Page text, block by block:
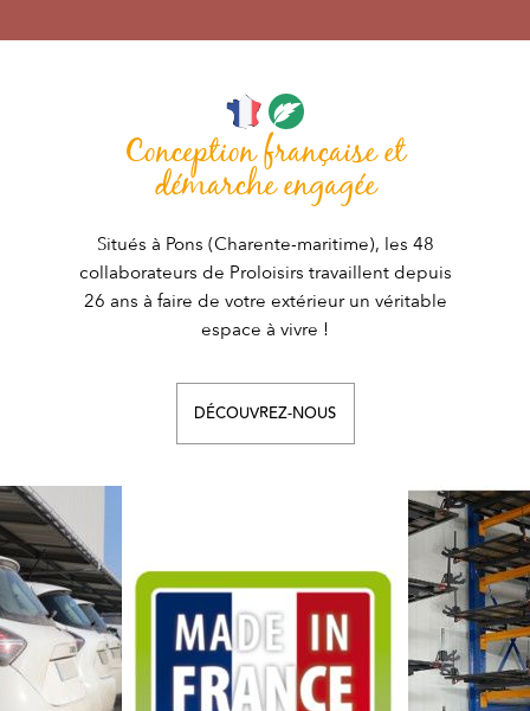
Conception française et
démarche engagée
Situés à Pons (Charente-maritime), les 48
collaborateurs de Proloisirs travaillent depuis
26 ans à faire de votre extérieur un véritable
espace à vivre !
DÉCOUVREZ-NOUS